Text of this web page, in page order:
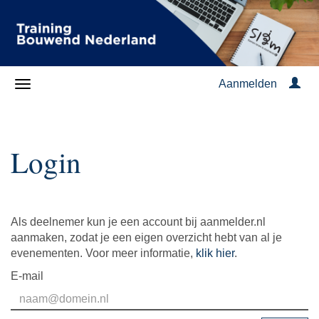
Aanmelden
Login
Als deelnemer kun je een account bij aanmelder.nl
aanmaken, zodat je een eigen overzicht hebt van al je
evenementen. Voor meer informatie, klik hier.
E-mail